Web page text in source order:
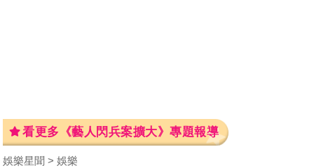
看更多《藝人閃兵案擴大》專題報導
娛樂星聞 娛樂